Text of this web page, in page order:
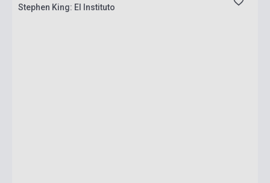
Stephen King: El Instituto